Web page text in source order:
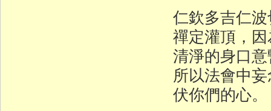
仁欽多吉仁
禪定灌頂，
清淨的身口
所以法會中
伏你們的心。